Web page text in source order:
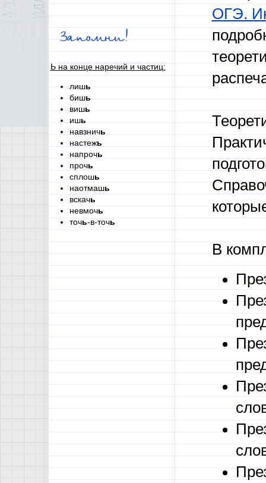
Запомни!
Ь на конце наречий и частиц:
лишь
бишь
вишь
ишь
навзничь
настежь
напрочь
прочь
сплошь
наотмашь
вскачь
невмочь
точь-в-точь
ОГЭ.
В